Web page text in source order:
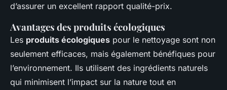
d’assurer un excellent rapport qualité-prix.
Avantages des produits écologiques
Les produits écologiques pour le nettoyage sont non
seulement efficaces, mais également bénéfiques pour
l’environnement. Ils utilisent des ingrédients naturels
qui minimisent l’impact sur la nature tout en